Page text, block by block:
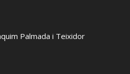
Palmada i Teixidor